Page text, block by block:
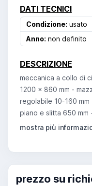
DATI TECNICI
Condizione: usato
Anno: non definito
DESCRIZIONE
meccanica a collo di
1200 x 860 mm -
regolabile 10-160
piano e slitta 650
prezzo su